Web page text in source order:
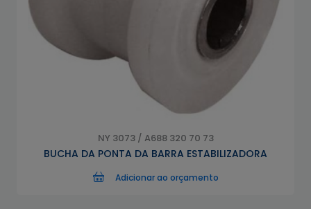
NY 3073 / A688 320 70 73
BUCHA DA PONTA DA BARRA ESTABILIZADORA
Adicionar ao orçamento